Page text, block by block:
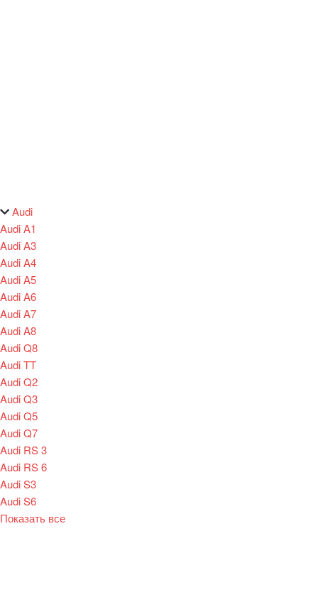
Audi
Audi A1
Audi A3
Audi A4
Audi A5
Audi A6
Audi A7
Audi A8
Audi Q8
Audi TT
Audi Q2
Audi Q3
Audi Q5
Audi Q7
Audi RS 3
Audi RS 6
Audi S3
Audi S6
Показать все